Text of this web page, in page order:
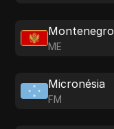
Montenegro
ME
Micronésia
FM